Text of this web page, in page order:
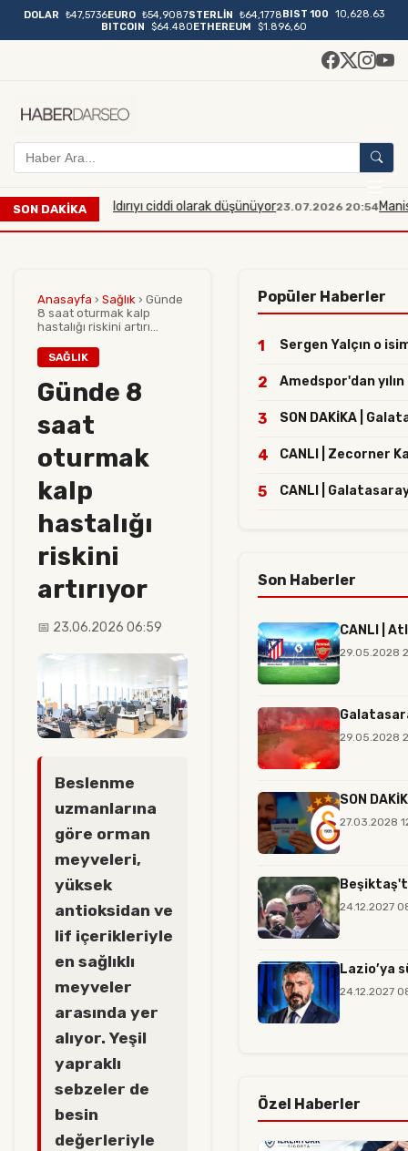
DOLAR ₺47,5736EURO ₺54,9087STERLİN ₺64,1778BIST 100
10,628.63
BITCOIN
$64.480ETHEREUM $1.896,60
SON DAKİKA
bir saldırıyı ciddi olarak düşünüyor23.07.2026 20:54Manisa'da
Anasayfa › Sağlık › Günde
8 saat oturmak kalp
hastalığı riskini artırı...
SAĞLIK
Günde 8
saat
oturmak
kalp
hastalığı
riskini
artırıyor
📅 23.06.2026 06:59
Beslenme
uzmanlarına
göre orman
meyveleri,
yüksek
antioksidan ve
lif içerikleriyle
en sağlıklı
meyveler
arasında yer
alıyor. Yeşil
yapraklı
sebzeler de
besin
değerleriyle
Popüler Haberler
1 Sergen Yalçın o
2 Amedspor'dan
3 SON DAKİKA |
4 CANLI | Zecorner
5 CANLI |
Son Haberler
CANLI |
29.05.2028
29.05.2028
SON
27.03.2028
24.12.2027
Lazio’ya
24.12.2027
Özel Haberler